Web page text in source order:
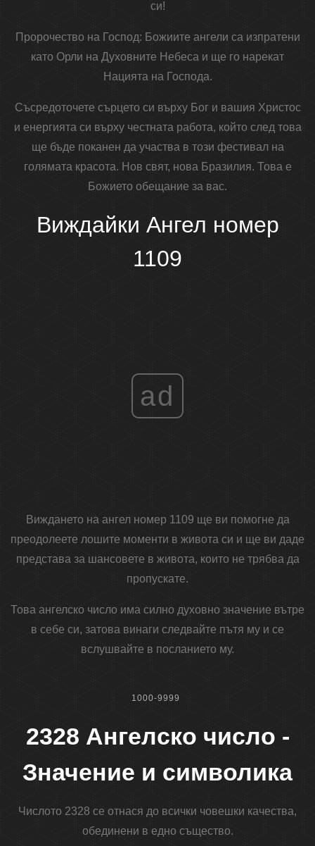
си!
Пророчество на Господ: Божиите ангели са изпратени
като Орли на Духовните Небеса и ще го нарекат
Нацията на Господа.
Съсредоточете сърцето си върху Бог и вашия Христос
и енергията си върху честната работа, който след това
ще бъде поканен да участва в този фестивал на
голямата красота. Нов свят, нова Бразилия. Това е
Божието обещание за вас.
Виждайки Ангел номер
1109
ad
Виждането на ангел номер 1109 ще ви помогне да
преодолеете лошите моменти в живота си и ще ви даде
представа за шансовете в живота, които не трябва да
пропускате.
Това ангелско число има силно духовно значение вътре
в себе си, затова винаги следвайте пътя му и се
вслушвайте в посланието му.
1000-9999
2328 Ангелско число -
Значение и символика
Числото 2328 се отнася до всички човешки качества,
обединени в едно същество.